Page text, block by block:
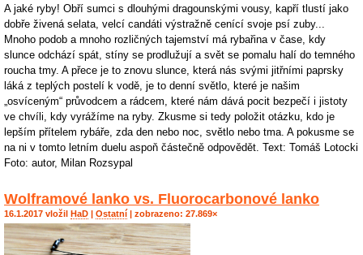
A jaké ryby! Obří sumci s dlouhými dragounskými vousy, kapří tlustí jako
dobře živená selata, velcí candáti výstražně cenící svoje psí zuby...
Mnoho podob a mnoho rozličných tajemství má rybařina v čase, kdy
slunce odchází spát, stíny se prodlužují a svět se pomalu halí do temného
roucha tmy. A přece je to znovu slunce, která nás svými jitřními paprsky
láká z teplých postelí k vodě, je to denní světlo, které je našim
„osvíceným“ průvodcem a rádcem, které nám dává pocit bezpečí i jistoty
ve chvíli, kdy vyrážíme na ryby. Zkusme si tedy položit otázku, kdo je
lepším přítelem rybáře, zda den nebo noc, světlo nebo tma. A pokusme se
na ni v tomto letním duelu aspoň částečně odpovědět. Text: Tomáš Lotocki
Foto: autor, Milan Rozsypal
Wolframové lanko vs. Fluorocarbonové lanko
16.1.2017 vložil HaD | Ostatní | zobrazeno: 27.869×